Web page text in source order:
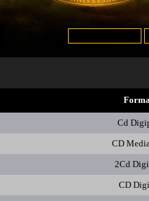
Cd
CD
2Cd
CD